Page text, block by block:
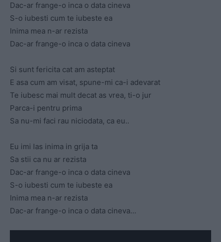
Dac-ar frange-o inca o data cineva
S-o iubesti cum te iubeste ea
Inima mea n-ar rezista
Dac-ar frange-o inca o data cineva
Si sunt fericita cat am asteptat
E asa cum am visat, spune-mi ca-i adevarat
Te iubesc mai mult decat as vrea, ti-o jur
Parca-i pentru prima
Sa nu-mi faci rau niciodata, ca eu..
Eu imi las inima in grija ta
Sa stii ca nu ar rezista
Dac-ar frange-o inca o data cineva
S-o iubesti cum te iubeste ea
Inima mea n-ar rezista
Dac-ar frange-o inca o data cineva…